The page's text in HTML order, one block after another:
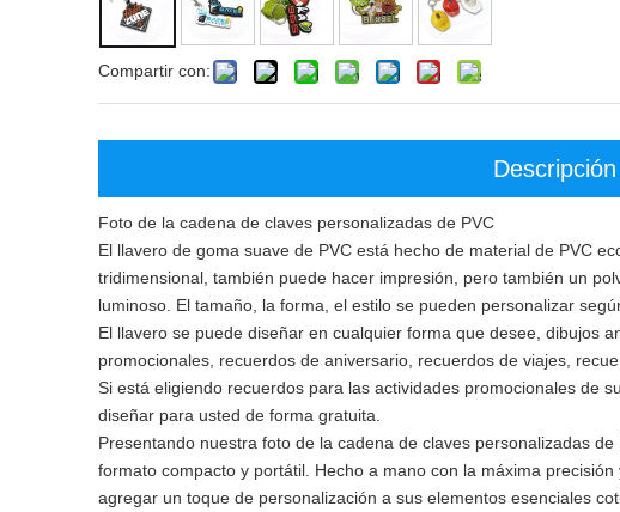
Compartir con:
Foto de la cadena de claves personalizadas de PVC
El llavero de goma suave de PVC está hecho de material de PVC
tridimensional, también puede hacer impresión, pero también un
luminoso. El tamaño, la forma, el estilo se pueden personalizar
El llavero se puede diseñar en cualquier forma que desee, dibujos
promocionales, recuerdos de aniversario, recuerdos de viajes,
Si está eligiendo recuerdos para las actividades promocionales de
diseñar para usted de forma gratuita.
Presentando nuestra foto de la cadena de claves personalizadas
formato compacto y portátil. Hecho a mano con la máxima
agregar un toque de personalización a sus elementos esenciales